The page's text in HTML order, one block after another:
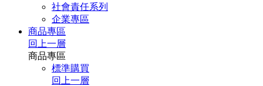
社會責任系列
企業專區
商品專區
回上一層
商品專區
標準購買
回上一層